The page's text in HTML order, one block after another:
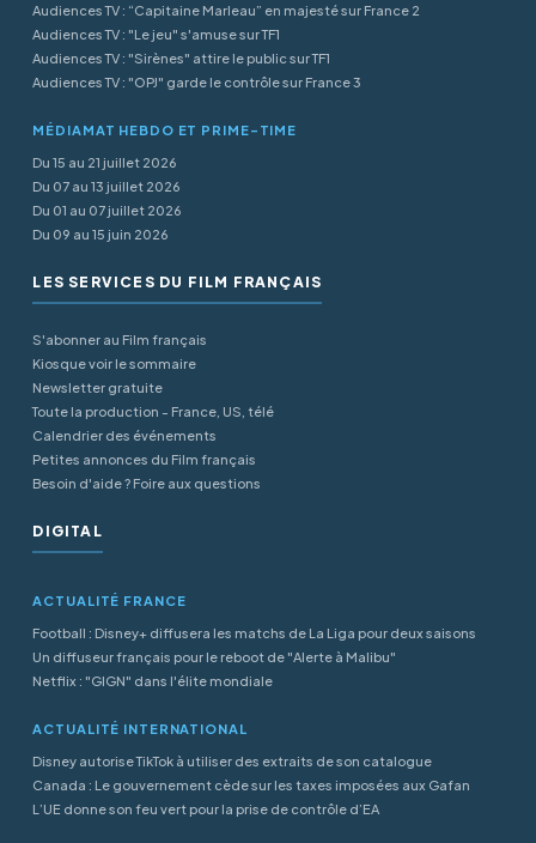
Audiences TV : “Capitaine Marleau” en majesté sur France 2
Audiences TV : "Le jeu" s'amuse sur TF1
Audiences TV : "Sirènes" attire le public sur TF1
Audiences TV : "OPJ" garde le contrôle sur France 3
MÉDIAMAT HEBDO ET PRIME-TIME
Du 15 au 21 juillet 2026
Du 07 au 13 juillet 2026
Du 01 au 07 juillet 2026
Du 09 au 15 juin 2026
LES SERVICES DU FILM FRANÇAIS
S'abonner au Film français
Kiosque voir le sommaire
Newsletter gratuite
Toute la production - France, US, télé
Calendrier des événements
Petites annonces du Film français
Besoin d'aide ? Foire aux questions
DIGITAL
ACTUALITÉ FRANCE
Football : Disney+ diffusera les matchs de La Liga pour deux saisons
Un diffuseur français pour le reboot de "Alerte à Malibu"
Netflix : "GIGN" dans l'élite mondiale
ACTUALITÉ INTERNATIONAL
Disney autorise TikTok à utiliser des extraits de son catalogue
Canada : Le gouvernement cède sur les taxes imposées aux Gafan
L’UE donne son feu vert pour la prise de contrôle d’EA